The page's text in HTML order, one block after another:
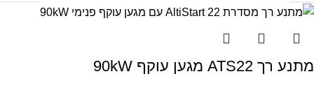
מתנע רך ATS22 מגען עוקף 90kW